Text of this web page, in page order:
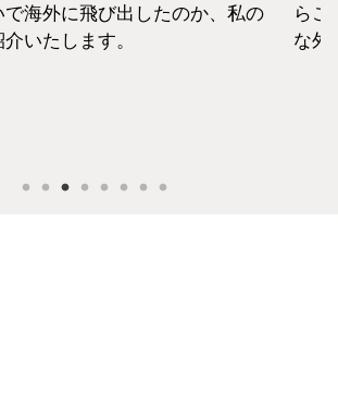
で海外に飛び出したのか、私の
いたします。
らこ
な外